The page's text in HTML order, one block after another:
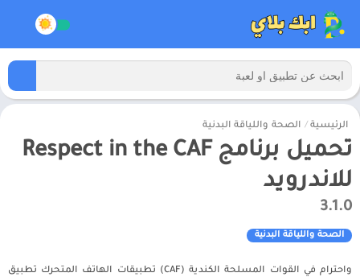
الرئيسية / الصحة واللياقة البدنية
تحميل برنامج Respect in the CAF
للاندرويد
3.1.0
الصحة واللياقة البدنية
واحترام في القوات المسلحة الكندية (CAF) تطبيقات الهاتف المتحرك تطبيق